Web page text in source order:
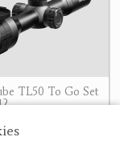
TL50 To Go Set